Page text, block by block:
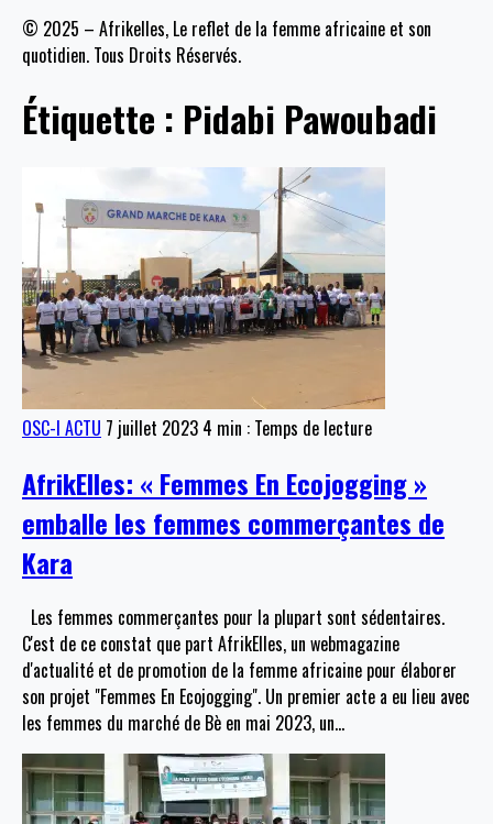
© 2025 – Afrikelles, Le reflet de la femme africaine et son
quotidien. Tous Droits Réservés.
Étiquette : Pidabi Pawoubadi
OSC-I ACTU 7 juillet 2023 4 min : Temps de lecture
AfrikElles: « Femmes En Ecojogging »
emballe les femmes commerçantes de
Kara
Les femmes commerçantes pour la plupart sont sédentaires.
C'est de ce constat que part AfrikElles, un webmagazine
d'actualité et de promotion de la femme africaine pour élaborer
son projet "Femmes En Ecojogging". Un premier acte a eu lieu avec
les femmes du marché de Bè en mai 2023, un…